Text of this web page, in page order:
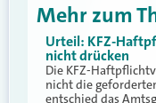
Mehr zum
Urteil: KFZ-
nicht drücken
Die KFZ-
nicht die
entschied das